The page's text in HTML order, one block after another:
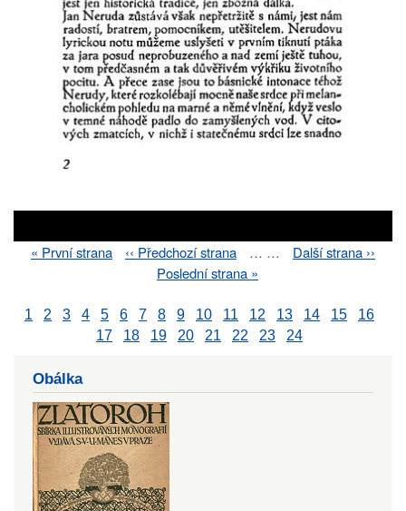
First
« První strana
Previous
‹‹ Předchozí strana … …
Next
Další strana ››
Last
Poslední strana »
1 2 3 4 5 6 7 8 9 10 11 12 13 14 15
16
17
18 19 20 21 22 23 24
Obálka